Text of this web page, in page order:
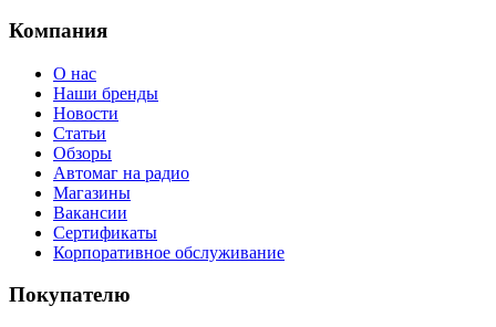
Компания
О нас
Наши бренды
Новости
Статьи
Обзоры
Автомаг на радио
Магазины
Вакансии
Сертификаты
Корпоративное обслуживание
Покупателю